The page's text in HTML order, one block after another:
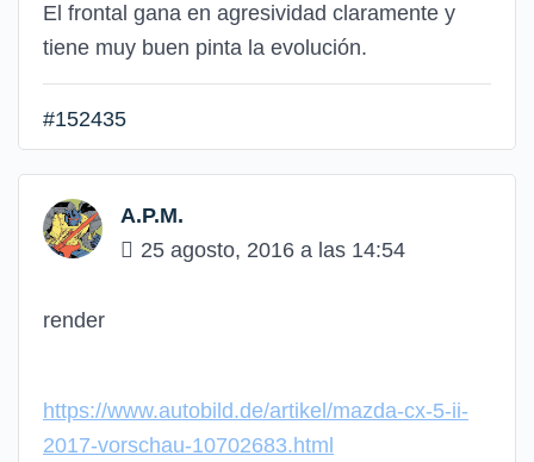
El frontal gana en agresividad claramente y
tiene muy buen pinta la evolución.
#152435
A.P.M.
25 agosto, 2016 a las 14:54
render
https://www.autobild.de/artikel/mazda-cx-5-ii-
2017-vorschau-10702683.html